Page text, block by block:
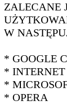
ZALECANE
W
* GOOGLE
*
*
* OPERA